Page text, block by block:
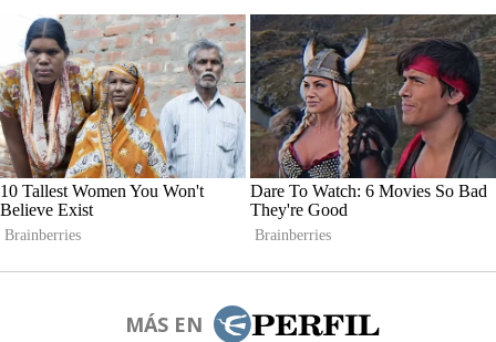
MÁS EN